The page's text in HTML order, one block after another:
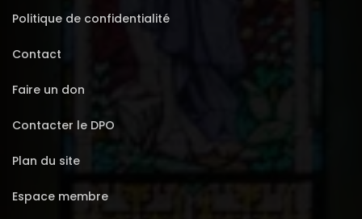
Politique de confidentialité
Contact
Faire un don
Contacter le DPO
Plan du site
Espace membre